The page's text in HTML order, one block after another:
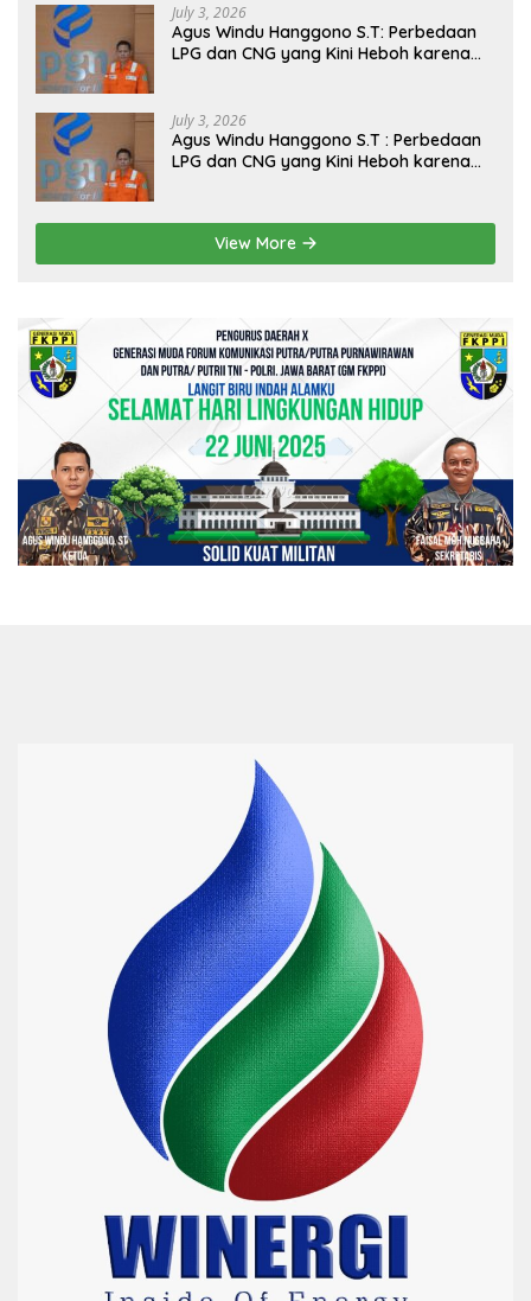
July 3, 2026
Agus Windu Hanggono S.T: Perbedaan
LPG dan CNG yang Kini Heboh karena
July 3, 2026
Agus Windu Hanggono S.T : Perbedaan
LPG dan CNG yang Kini Heboh karena
View More